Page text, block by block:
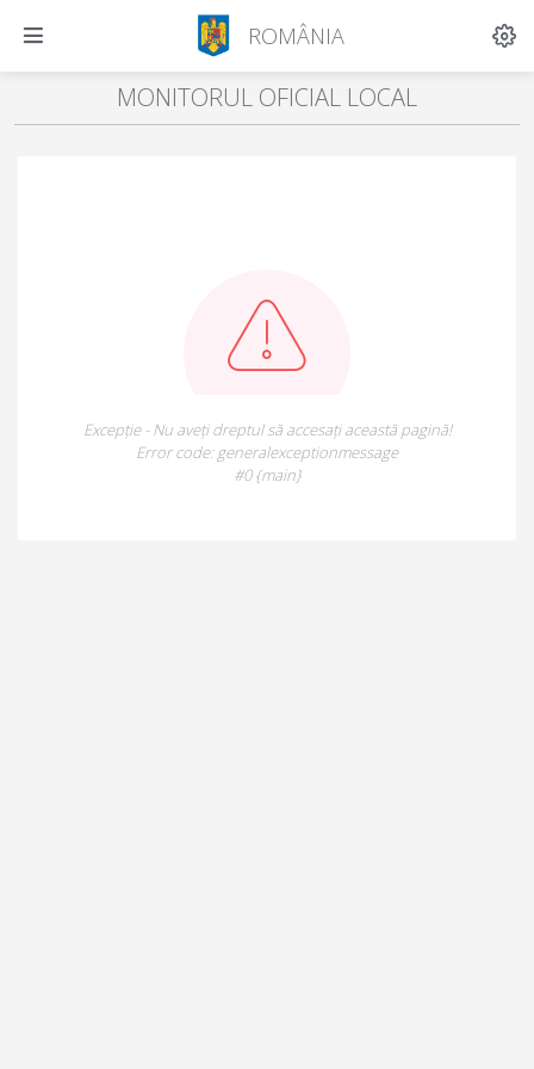
ROMÂNIA
MONITORUL OFICIAL LOCAL
Excepție - Nu aveți dreptul să accesați această pagină!
Error code: generalexceptionmessage
#0 {main}